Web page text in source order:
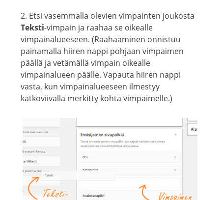
2. Etsi vasemmalla olevien vimpainten joukosta
Teksti-vimpain ja raahaa se oikealle
vimpainalueeseen. (Raahaaminen onnistuu
painamalla hiiren nappi pohjaan vimpaimen
päällä ja vetämällä vimpain oikealle
vimpainalueen päälle. Vapauta hiiren nappi
vasta, kun vimpainalueeseen ilmestyy
katkoviivalla merkitty kohta vimpaimelle.)